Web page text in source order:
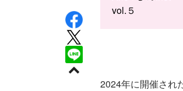
vol.５
2024年に開催され